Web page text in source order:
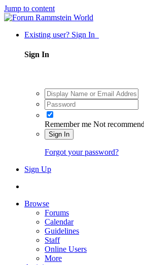
Jump to content
Existing user? Sign In
Sign In
Remember me Not
Sign In
Forgot your password?
Sign Up
Browse
Forums
Calendar
Guidelines
Staff
Online Users
More